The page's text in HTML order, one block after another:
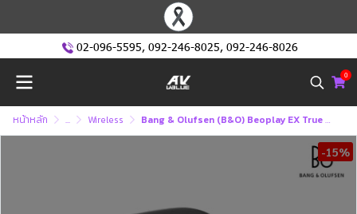
02-096-5595, 092-246-8025, 092-246-8026
0
หน้าหลัก ... Wireless Bang & Olufsen (ฺB&O) Beoplay EX True Wireless หูฟังไร้สาย
-15%